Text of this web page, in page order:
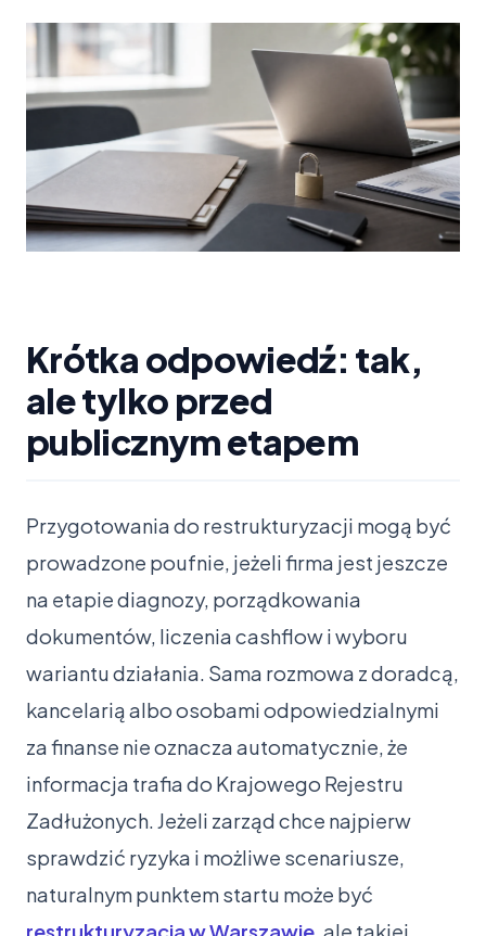
Krótka odpowiedź: tak,
ale tylko przed
publicznym etapem
Przygotowania do restrukturyzacji mogą być
prowadzone poufnie, jeżeli firma jest jeszcze
na etapie diagnozy, porządkowania
dokumentów, liczenia cashflow i wyboru
wariantu działania. Sama rozmowa z doradcą,
kancelarią albo osobami odpowiedzialnymi
za finanse nie oznacza automatycznie, że
informacja trafia do Krajowego Rejestru
Zadłużonych. Jeżeli zarząd chce najpierw
sprawdzić ryzyka i możliwe scenariusze,
naturalnym punktem startu może być
restrukturyzacja w Warszawie, ale takiej